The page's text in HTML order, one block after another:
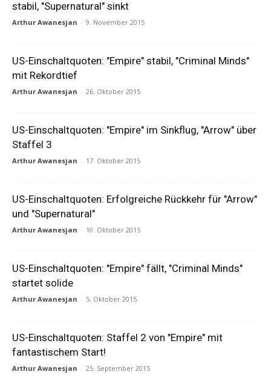
stabil, "Supernatural" sinkt
Arthur Awanesjan - 9. November 2015
US-Einschaltquoten: "Empire" stabil, "Criminal Minds"
mit Rekordtief
Arthur Awanesjan - 26. Oktober 2015
US-Einschaltquoten: "Empire" im Sinkflug, "Arrow" über
Staffel 3
Arthur Awanesjan - 17. Oktober 2015
US-Einschaltquoten: Erfolgreiche Rückkehr für "Arrow"
und "Supernatural"
Arthur Awanesjan - 10. Oktober 2015
US-Einschaltquoten: "Empire" fällt, "Criminal Minds"
startet solide
Arthur Awanesjan - 5. Oktober 2015
US-Einschaltquoten: Staffel 2 von "Empire" mit
fantastischem Start!
Arthur Awanesjan - 25. September 2015